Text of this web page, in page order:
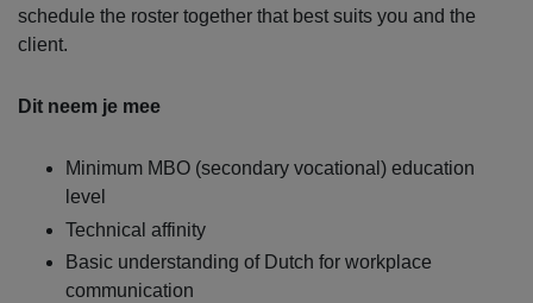
schedule the roster together that best suits you and the
client.
Dit neem je mee
Minimum MBO (secondary vocational) education
level
Technical affinity
Basic understanding of Dutch for workplace
communication